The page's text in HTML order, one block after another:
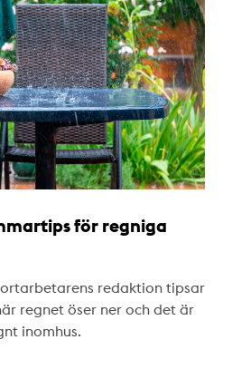
för regniga
redaktion tipsar
regnet öser ner och det är
inomhus.